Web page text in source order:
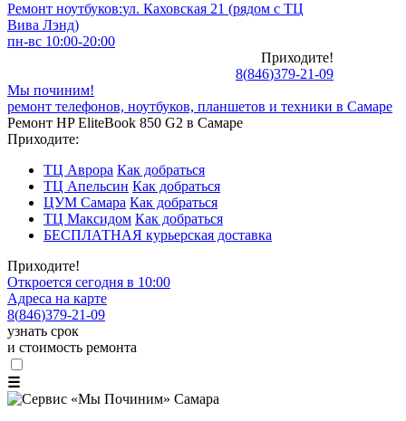
Ремонт ноутбуков:ул. Каховская 21 (рядом с ТЦ
Вива Лэнд)
пн-вс 10:00-20:00
Приходите!
8(846)379-21-09
Мы починим!
ремонт телефонов, ноутбуков, планшетов и техники в Самаре
Ремонт HP EliteBook 850 G2 в Самаре
Приходите:
ТЦ Аврора Как добраться
ТЦ Апельсин Как добраться
ЦУМ Самара Как добраться
ТЦ Максидом Как добраться
БЕСПЛАТНАЯ курьерская доставка
Приходите!
Откроется сегодня в 10:00
Адреса на карте
8(846)379-21-09
узнать срок
и стоимость ремонта
☰